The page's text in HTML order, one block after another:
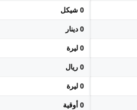
0 شيكل
0 دينار
0 ليرة
0 ريال
0 ليرة
0 أوقية